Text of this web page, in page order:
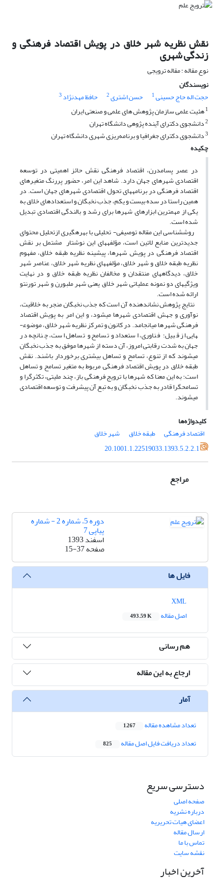
نقش نظریه شهر خلاق در پویش اقتصاد فرهنگی و
زندگی شهری
نوع مقاله : مقاله ترویجی
نویسندگان
حجت اله حاج حسینی1 حسن اشتری2 حافظ مهدنژاد 3
1هئیت علمی سازمان پژوهش های علمی و صنعتی ایران
2دانشجوی دکترای آینده پژوهی دانشگاه تهران
3دانشجوی دکترای جغرافیا و برنامه‌ریزی شهری دانشگاه تهران
چکیده
در عصر پسامدرن، اقتصاد فرهنگی نقش حائز اهمیتی در توسعه
اقتصادی شهرهای جهان دارد. شاهد این امر، حضور پررنگ متغیر­های
اقتصاد فرهنگی در برنامه­های تحول اقتصادی شهرهای جهان است. در
همین راستا در سده بیست و یکم، جذب نخبگان و استعدادهای خلاق به
یکی از مهم­ترین ابزارهای شهرها برای رشد و بالندگی اقتصادی تبدیل
شده است.
روش­شناسی این مقاله توصیفی- تحلیلی با بهره­گیری ازتحلیل محتوای
جدیدترین منابع لاتین است، مؤلفه­های این نوشتار مشتمل بر نقش
اقتصاد فرهنگی در پویش شهرها، پیشینه نظریه طبقه خلاق، مفهوم
نظریه طبقه خلاق و شهر خلاق، مؤلفه­های نظریه شهر خلاق، عناصر شهر
خلاق، دیدگاه­های منتقدان و مخالفان نظریه طبقه خلاق و در نهایت
ویژگی­های دو نمونه عملیاتی شهر خلاق یعنی شهر ملبورن و شهر تورنتو
ارائه شده است.
نتایج پژوهش نشان­دهنده آن است که جذب نخبگان منجر به خلاقیت،
نوآوری و جهش اقتصادی شهر­ها می­شود، و این امر به پویش اقتصاد
فرهنگی شهرها می­انجامد. در کانون و تمرکز نظریه شهر خلاق، موضوع­
هایی از قبیل؛ فناوری، استعداد و تسامح و تساهل است، چنانچه در
جهان به شدت رقابتی امروز، آن دسته از شهرها موفق به جذب نخبگان
می­شوند که از تنوع، تسامح و تساهل بیشتری برخوردار باشند. نقش
طبقه خلاق در پویش اقتصاد فرهنگی مربوط به متغیر تسامح و تساهل
است؛ به این معنا که شهرها با ترویج فرهنگی باز، چند ملیتی، تکثرگرا و
تسامح­گرا قادر به جذب نخبگان و به تبع آن پیشرفت و توسعه اقتصادی
می­شوند.
کلیدواژه‌ها
اقتصاد فرهنگی
طبقه خلاق
شهر خلاق
20.1001.1.22519033.1393.5.2.2.1
مراجع
دوره 5، شماره 2 - شماره
پیاپی 7
اسفند 1393
صفحه15-37
فایل ها
اصل مقاله
493.59 K
هم رسانی
ارجاع به این مقاله
آمار
تعداد مشاهده مقاله 1,267
تعداد دریافت فایل اصل مقاله 825
دسترسی سریع
صفحه اصلی
درباره نشریه
اعضای هیات تحریریه
ارسال مقاله
تماس با ما
نقشه سایت
آخرین اخبار